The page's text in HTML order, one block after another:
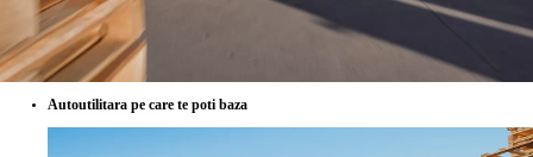
Autoutilitara pe care te poti baza